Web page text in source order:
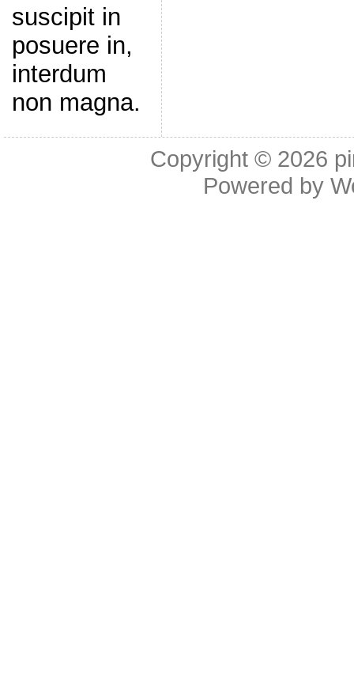
suscipit in
posuere in,
interdum
non magna.
Copyright © 2026
Powered by